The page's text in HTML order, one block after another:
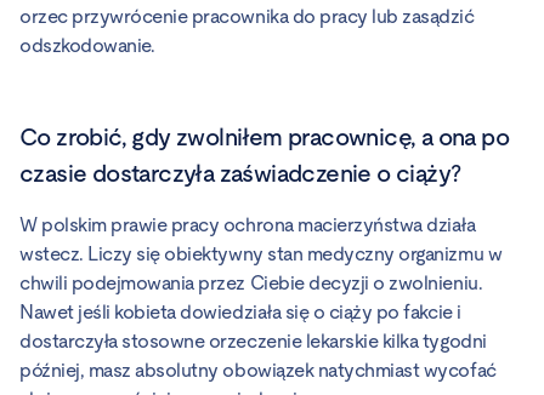
orzec przywrócenie pracownika do pracy lub zasądzić
odszkodowanie.
Co zrobić, gdy zwolniłem pracownicę, a ona po
czasie dostarczyła zaświadczenie o ciąży?
W polskim prawie pracy ochrona macierzyństwa działa
wstecz. Liczy się obiektywny stan medyczny organizmu w
chwili podejmowania przez Ciebie decyzji o zwolnieniu.
Nawet jeśli kobieta dowiedziała się o ciąży po fakcie i
dostarczyła stosowne orzeczenie lekarskie kilka tygodni
później, masz absolutny obowiązek natychmiast wycofać